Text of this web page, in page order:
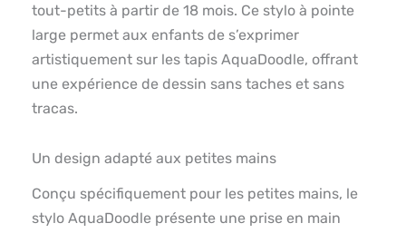
tout-petits à partir de 18 mois. Ce stylo à pointe
large permet aux enfants de s’exprimer
artistiquement sur les tapis AquaDoodle, offrant
une expérience de dessin sans taches et sans
tracas.
Un design adapté aux petites mains
Conçu spécifiquement pour les petites mains, le
stylo AquaDoodle présente une prise en main